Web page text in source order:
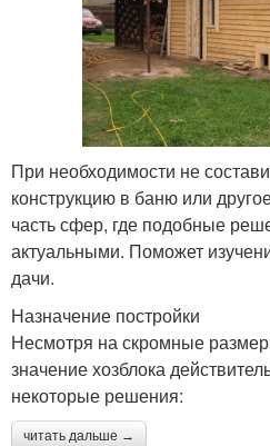
При необходимости не
конструкцию в баню или
часть сфер, где подобные
актуальными. Поможет
дачи.
Назначение постройки
Несмотря на скромные
значение хозблока
некоторые решения:
читать дальше →